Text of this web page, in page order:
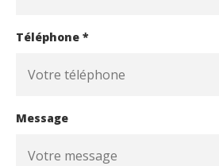
Téléphone *
Message